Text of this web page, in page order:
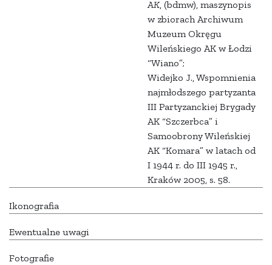
AK, (bdmw), maszynopis
w zbiorach Archiwum
Muzeum Okręgu
Wileńskiego AK w Łodzi
“Wiano”;
Widejko J., Wspomnienia
najmłodszego partyzanta
III Partyzanckiej Brygady
AK “Szczerbca” i
Samoobrony Wileńskiej
AK “Komara” w latach od
I 1944 r. do III 1945 r.,
Kraków 2005, s. 58.
Ikonografia
Ewentualne uwagi
Fotografie